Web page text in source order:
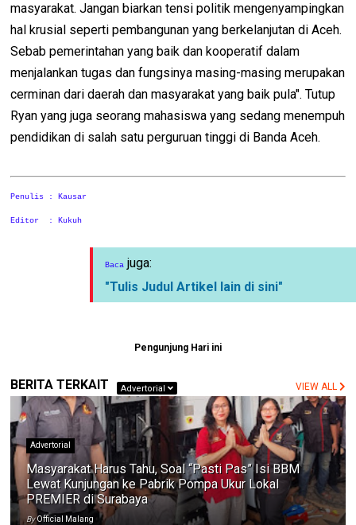
masyarakat. Jangan biarkan tensi politik mengenyampingkan
hal krusial seperti pembangunan yang berkelanjutan di Aceh.
Sebab pemerintahan yang baik dan kooperatif dalam
menjalankan tugas dan fungsinya masing-masing merupakan
cerminan dari daerah dan masyarakat yang baik pula". Tutup
Ryan yang juga seorang mahasiswa yang sedang menempuh
pendidikan di salah satu perguruan tinggi di Banda Aceh.
Penulis : Kausar
Editor : Kukuh
Baca juga:
"Tulis Judul Artikel lain di sini"
Pengunjung Hari ini
BERITA TERKAIT Advertorial VIEW ALL
Advertorial
Masyarakat Harus Tahu, Soal “Pasti Pas” Isi BBM
Lewat Kunjungan ke Pabrik Pompa Ukur Lokal
PREMIER di Surabaya
ByOfficial Malang